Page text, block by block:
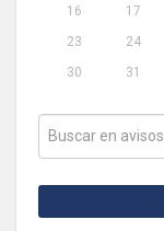
16
17
23
24
30
31